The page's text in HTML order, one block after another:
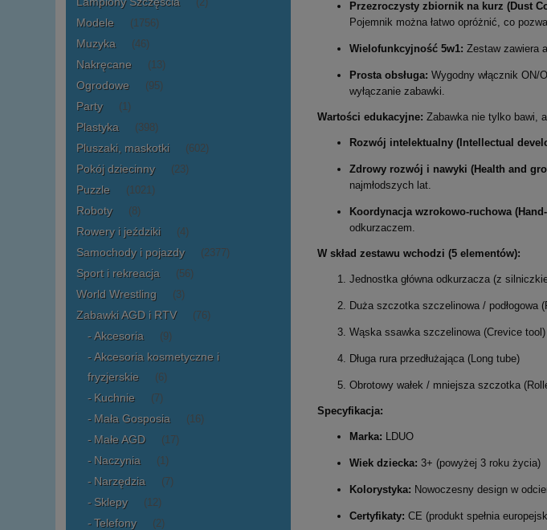
(2)
Modele (1756)
Muzyka (46)
Nakręcane (13)
Ogrodowe (95)
Party (1)
Plastyka (398)
Pluszaki, maskotki (602)
Pokój dziecinny (23)
Puzzle (1021)
Roboty (8)
Rowery i jeździki (4)
Samochody i pojazdy (2377)
Sport i rekreacja (56)
World Wrestling (3)
Zabawki AGD i RTV (76)
Akcesoria (9)
Akcesoria kosmetyczne i
fryzjerskie
(6)
Kuchnie (7)
Mała Gosposia (16)
Małe AGD (17)
Naczynia (1)
Narzędzia (7)
Sklepy (12)
Telefony (2)
Przezroczysty zbiornik na kurz (Dust
Pojemnik można łatwo opróżnić, co
Wielofunkcyjność 5w1: Zestaw zawiera
Prosta obsługa: Wygodny włącznik ON/
wyłączanie zabawki.
Wartości edukacyjne: Zabawka nie tylko bawi,
Rozwój intelektualny (Intellectual
Zdrowy rozwój i nawyki (Health and
najmłodszych lat.
Koordynacja wzrokowo-ruchowa
odkurzaczem.
W skład zestawu wchodzi (5 elementów):
Jednostka główna odkurzacza (z
Duża szczotka szczelinowa / podłogowa
Wąska ssawka szczelinowa (Crevice tool)
Długa rura przedłużająca (Long tube)
Obrotowy wałek / mniejsza szczotka
Specyfikacja:
Marka: LDUO
Wiek dziecka: 3+ (powyżej 3 roku życia)
Kolorystyka: Nowoczesny design w
Certyfikaty: CE (produkt spełnia